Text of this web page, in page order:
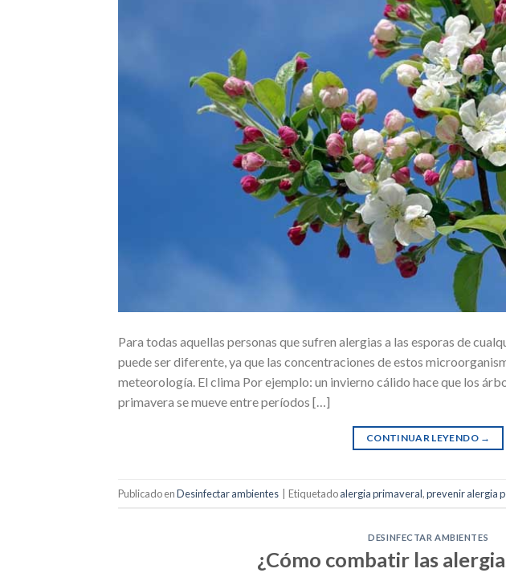
Para todas aquellas personas que sufren alergias a las esporas de
puede ser diferente, ya que las concentraciones de estos
meteorología. El clima Por ejemplo: un invierno cálido hace que los
primavera se mueve entre períodos […]
CONTINUAR LEYENDO →
Publicado enDesinfectar ambientes Etiquetadoalergia primaveral,prevenir alergia
DESINFECTAR AMBIENTES
¿Cómo combatir las